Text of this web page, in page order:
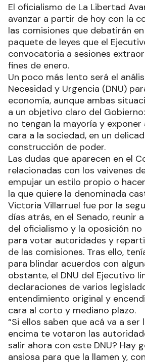
El oficialismo de La Libertad
avanzar a partir de hoy con la
las comisiones que debatirán
paquete de leyes que el
convocatoria a sesiones
fines de enero.
Un poco más lento será el
Necesidad y Urgencia (DNU)
economía, aunque ambas
a un objetivo claro del
no tengan la mayoría y
cara a la sociedad, en un
construcción de poder.
Las dudas que aparecen en el
relacionadas con los vaivenes
empujar un estilo propio o
la que quiere la denominada
Victoria Villarruel fue por la
días atrás, en el Senado, reunir
del oficialismo y la oposición
para votar autoridades y
de las comisiones. Tras ello,
para blindar acuerdos con
obstante, el DNU del Ejecutivo
declaraciones de varios
entendimiento original y
cara al corto y mediano plazo.
“Si ellos saben que acá va a ser
encima te votaron las
salir ahora con este DNU? Hay
ansiosa para que la llamen y,